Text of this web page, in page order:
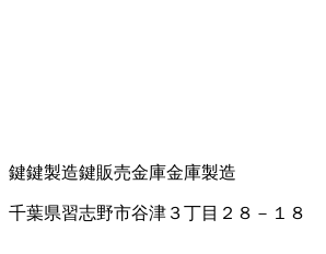
鍵鍵製造鍵販売金庫金庫製造
千葉県習志野市谷津３丁目２８－１８